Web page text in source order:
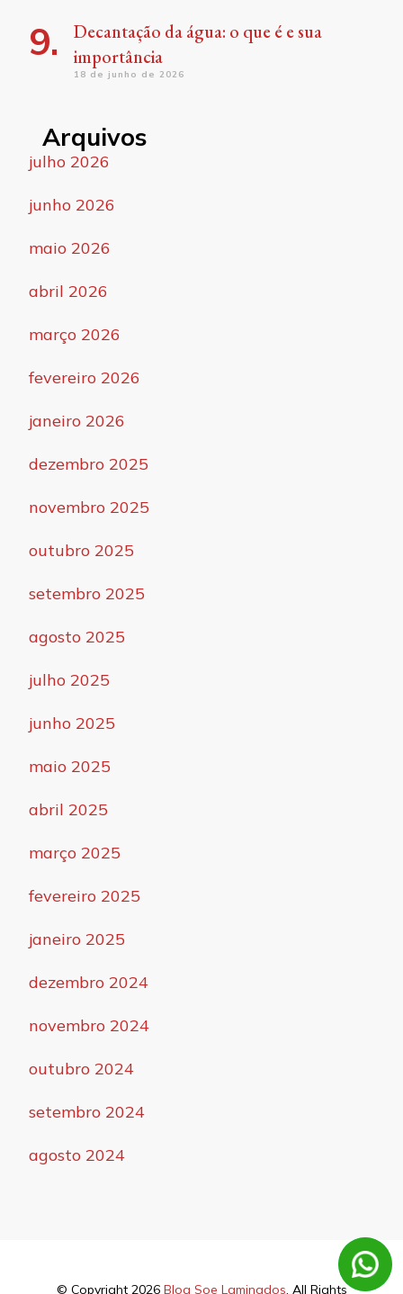
Decantação da água: o que é e sua
importância
18 de junho de 2026
Arquivos
julho 2026
junho 2026
maio 2026
abril 2026
março 2026
fevereiro 2026
janeiro 2026
dezembro 2025
novembro 2025
outubro 2025
setembro 2025
agosto 2025
julho 2025
junho 2025
maio 2025
abril 2025
março 2025
fevereiro 2025
janeiro 2025
dezembro 2024
novembro 2024
outubro 2024
setembro 2024
agosto 2024
© Copyright 2026 Blog Soe Laminados. All Rights